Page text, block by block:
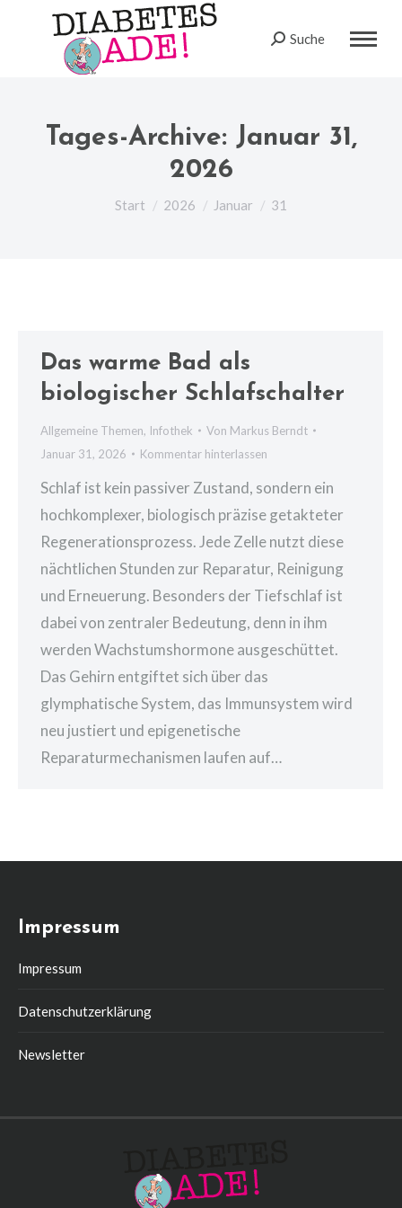
Search:
Suche
Tages-Archive: Januar 31,
2026
Sie befinden sich hier:
Start 2026 Januar 31
Das warme Bad als
biologischer Schlafschalter
Allgemeine Themen, Infothek Von Markus Berndt
Januar 31, 2026
Kommentar hinterlassen
Schlaf ist kein passiver Zustand, sondern ein
hochkomplexer, biologisch präzise getakteter
Regenerationsprozess. Jede Zelle nutzt diese
nächtlichen Stunden zur Reparatur, Reinigung
und Erneuerung. Besonders der Tiefschlaf ist
dabei von zentraler Bedeutung, denn in ihm
werden Wachstumshormone ausgeschüttet.
Das Gehirn entgiftet sich über das
glymphatische System, das Immunsystem wird
neu justiert und epigenetische
Reparaturmechanismen laufen auf…
Impressum
Impressum
Datenschutzerklärung
Newsletter